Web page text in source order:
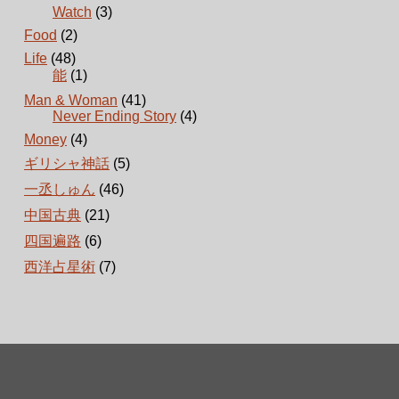
Watch (3)
Food (2)
Life (48)
能 (1)
Man & Woman (41)
Never Ending Story (4)
Money (4)
ギリシャ神話 (5)
一丞しゅん (46)
中国古典 (21)
四国遍路 (6)
西洋占星術 (7)